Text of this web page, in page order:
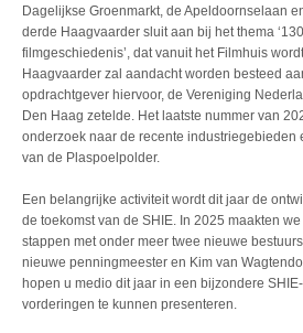
Dagelijkse Groenmarkt, de Apeldoornselaan
derde Haagvaarder sluit aan bij het thema
filmgeschiedenis’, dat vanuit het Filmhuis
Haagvaarder zal aandacht worden besteed
opdrachtgever hiervoor, de Vereniging
Den Haag zetelde. Het laatste nummer van
onderzoek naar de recente industriegebieden
van de Plaspoelpolder.
Een belangrijke activiteit wordt dit jaar de
de toekomst van de SHIE. In 2025 maakten
stappen met onder meer twee nieuwe
nieuwe penningmeester en Kim van
hopen u medio dit jaar in een bijzondere
vorderingen te kunnen presenteren.